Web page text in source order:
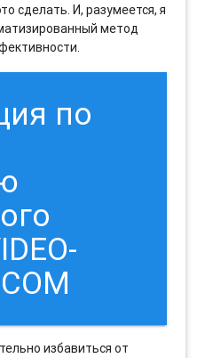
сделать. И, разумеется, я
метод
по
избавиться от